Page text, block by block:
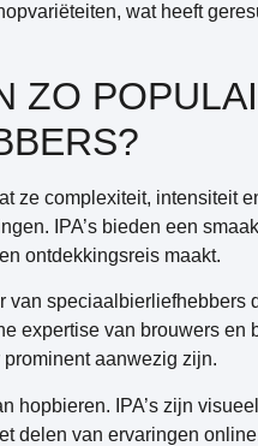
wat heeft
ZO
ze complexiteit, intensiteit
IPA’s bieden een
ontdekkingsreis maakt.
speciaalbierliefhebbers
expertise van brouwers en
aanwezig zijn.
hopbieren. IPA’s zijn
delen van ervaringen